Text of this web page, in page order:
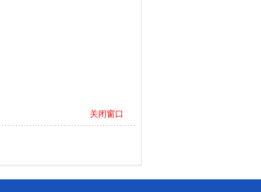
关闭窗口